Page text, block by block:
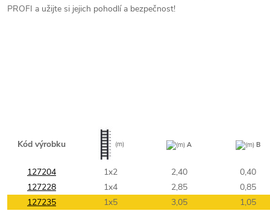
PROFI a užijte si jejich pohodlí a bezpečnost!
Kód výrobku (m) (m) A (m) B
127204 1x2 2,40
0,40
127228
1x4 2,85
0,85
127235
1x5 3,05
1,05